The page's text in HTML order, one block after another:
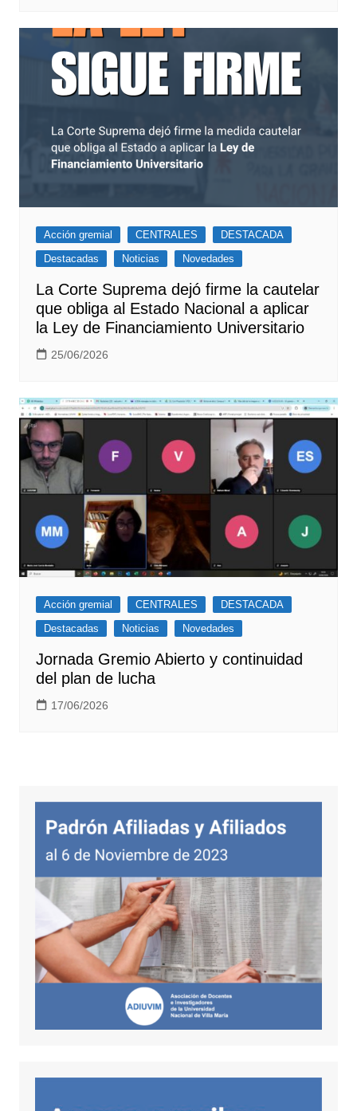
Acción gremial CENTRALES
DESTACADA
Destacadas
Noticias Novedades
La Corte Suprema dejó firme la cautelar
que obliga al Estado Nacional a aplicar
la Ley de Financiamiento Universitario
25/06/2026
Acción gremial CENTRALES
DESTACADA
Destacadas
Noticias Novedades
Jornada Gremio Abierto y continuidad
del plan de lucha
17/06/2026